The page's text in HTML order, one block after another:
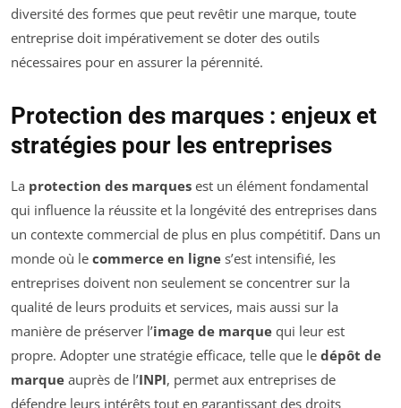
diversité des formes que peut revêtir une marque, toute
entreprise doit impérativement se doter des outils
nécessaires pour en assurer la pérennité.
Protection des marques : enjeux et
stratégies pour les entreprises
La protection des marques est un élément fondamental
qui influence la réussite et la longévité des entreprises dans
un contexte commercial de plus en plus compétitif. Dans un
monde où le commerce en ligne s’est intensifié, les
entreprises doivent non seulement se concentrer sur la
qualité de leurs produits et services, mais aussi sur la
manière de préserver l’image de marque qui leur est
propre. Adopter une stratégie efficace, telle que le dépôt de
marque auprès de l’INPI, permet aux entreprises de
défendre leurs intérêts tout en garantissant des droits